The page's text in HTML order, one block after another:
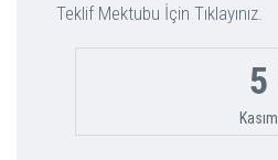
Teklif Mektubu İçin Tıklayınız.
5
Kasım